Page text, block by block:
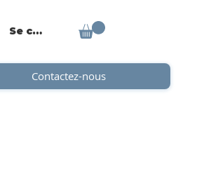
Se connecter
Contactez-nous